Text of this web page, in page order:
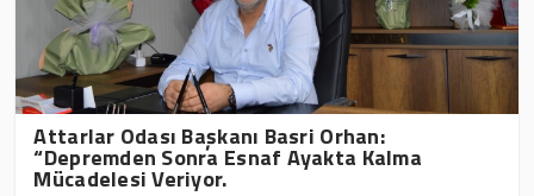
Attarlar Odası Başkanı Basri Orhan:
“Depremden Sonra Esnaf Ayakta Kalma
Mücadelesi Veriyor.